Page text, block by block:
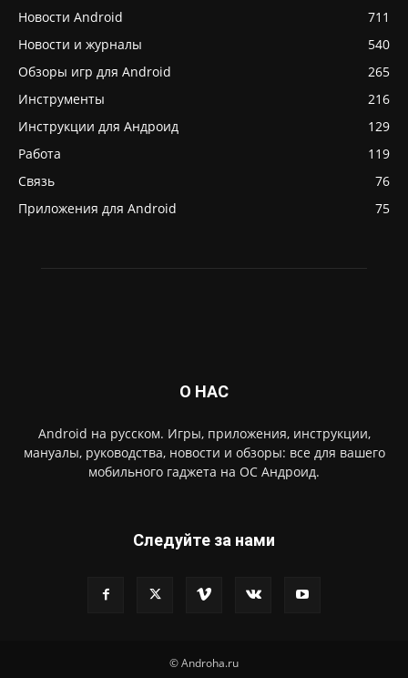
Новости Android
711
Новости и журналы
540
Обзоры игр для Android
265
Инструменты
216
Инструкции для Андроид
129
Работа
119
Связь
76
Приложения для Android
75
О НАС
Android на русском. Игры, приложения, инструкции,
мануалы, руководства, новости и обзоры: все для вашего
мобильного гаджета на ОС Андроид.
Следуйте за нами
© Androha.ru